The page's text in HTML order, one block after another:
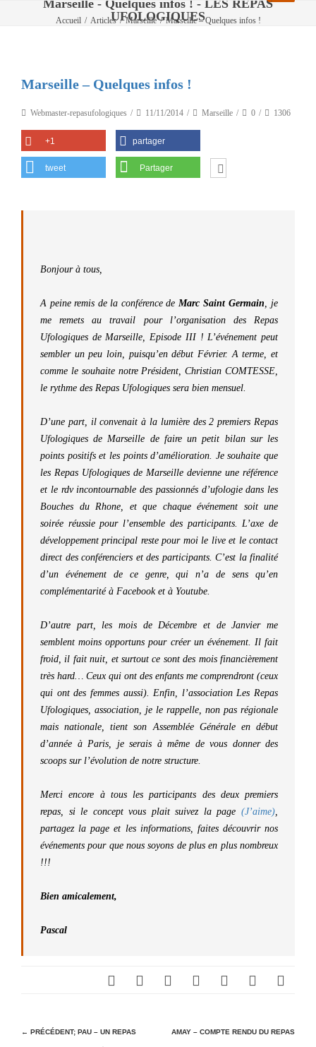
Marseille - Quelques infos ! - LES REPAS
UFOLOGIQUES
Accueil / Articles / Marseille / Marseille – Quelques infos !
Marseille – Quelques infos !
Webmaster-repasufologiques 11/11/2014 Marseille 0 1306
+1 partager
tweet Partager
Bonjour à tous,
A peine remis de la conférence de Marc Saint Germain, je
me remets au travail pour l’organisation des Repas
Ufologiques de Marseille, Episode III ! L’événement peut
sembler un peu loin, puisqu’en début Février. A terme, et
comme le souhaite notre Président, Christian COMTESSE,
le rythme des Repas Ufologiques sera bien mensuel.
D’une part, il convenait à la lumière des 2 premiers Repas
Ufologiques de Marseille de faire un petit bilan sur les
points positifs et les points d’amélioration. Je souhaite que
les Repas Ufologiques de Marseille devienne une référence
et le rdv incontournable des passionnés d’ufologie dans les
Bouches du Rhone, et que chaque événement soit une
soirée réussie pour l’ensemble des participants. L’axe de
développement principal reste pour moi le live et le contact
direct des conférenciers et des participants. C’est la finalité
d’un événement de ce genre, qui n’a de sens qu’en
complémentarité à Facebook et à Youtube.
D’autre part, les mois de Décembre et de Janvier me
semblent moins opportuns pour créer un événement. Il fait
froid, il fait nuit, et surtout ce sont des mois financièrement
très hard… Ceux qui ont des enfants me comprendront (ceux
qui ont des femmes aussi). Enfin, l’association Les Repas
Ufologiques, association, je le rappelle, non pas régionale
mais nationale, tient son Assemblée Générale en début
d’année à Paris, je serais à même de vous donner des
scoops sur l’évolution de notre structure.
Merci encore à tous les participants des deux premiers
repas, si le concept vous plait suivez la page (J’aime),
partagez la page et les informations, faites découvrir nos
événements pour que nous soyons de plus en plus nombreux
!!!
Bien amicalement,
Pascal
N
← PRÉCÉDENT; PAU – UN REPAS AMAY – COMPTE RENDU DU REPAS